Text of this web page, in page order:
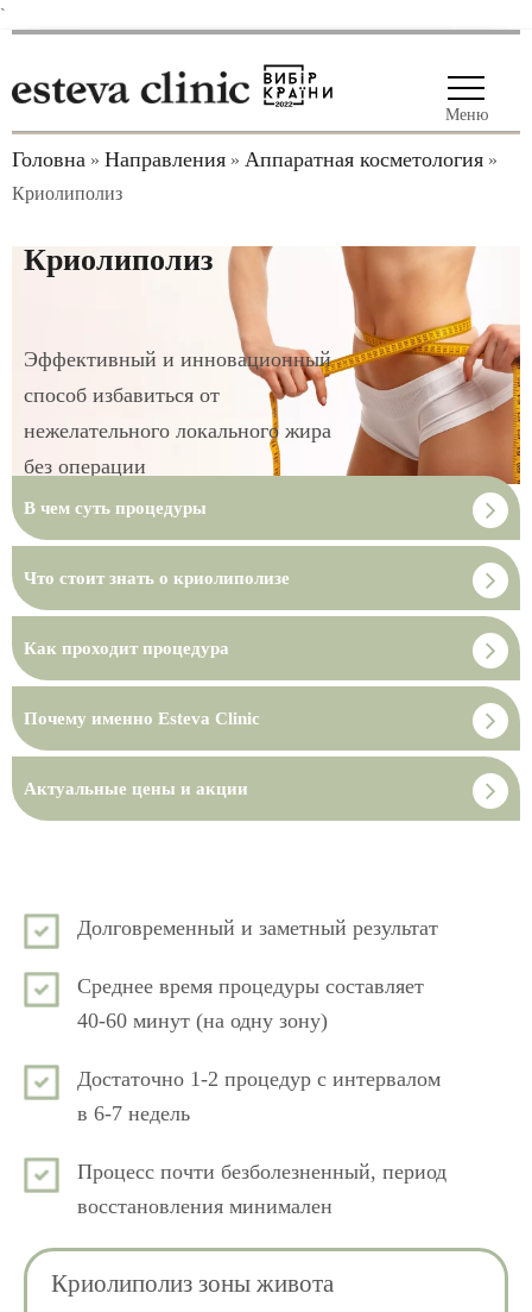
`
Меню
Головна » Направления » Аппаратная косметология »
Криолиполиз
Криолиполиз
Эффективный и инновационный
способ избавиться от
нежелательного локального жира
без операции
В чем суть процедуры
Что стоит знать о криолиполизе
Как проходит процедура
Почему именно Esteva Clinic
Актуальные цены и акции
Долговременный и заметный результат
Среднее время процедуры составляет
40-60 минут (на одну зону)
Достаточно 1-2 процедур с интервалом
в 6-7 недель
Процесс почти безболезненный, период
восстановления минимален
Криолиполиз зоны живота